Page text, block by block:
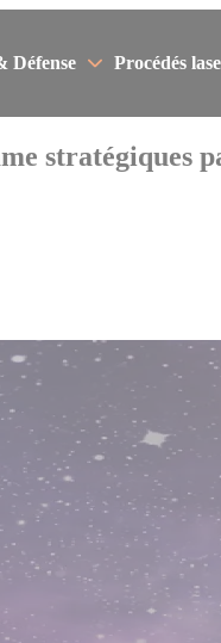
Défense Procédés
stratégiques